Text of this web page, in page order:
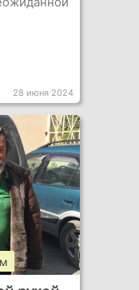
28 июня 2024